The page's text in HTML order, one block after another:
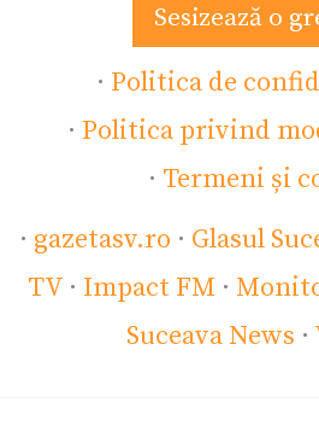
Sesizează o
· Politica de
· Politica privind
· Termeni și
· gazetasv.ro · Glasul
TV · Impact FM ·
Suceava News ·